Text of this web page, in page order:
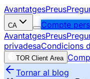
AvantatgesPreus
CA Compte
AvantatgesPreus
privadesaCondicions
TOR Client Area
Tornar al blog